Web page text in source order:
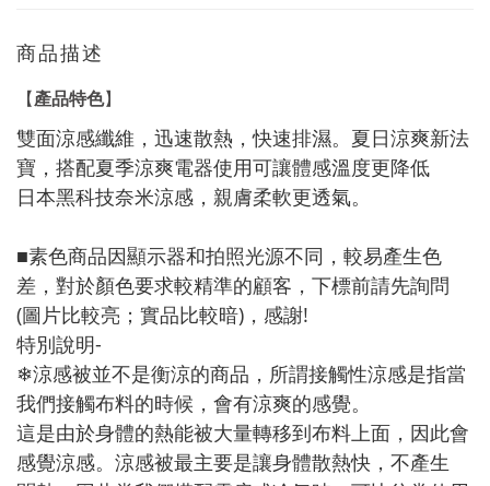
商品描述
【 產品特色】
雙面涼感纖維，迅速散熱，快速排濕。夏日涼爽新法
寶，搭配夏季涼爽電器使用可讓體感溫度更降低
日本黑科技奈米涼感，親膚柔軟更透氣。
■素色商品因顯示器和拍照光源不同，較易產生色
差，對於顏色要求較精準的顧客，下標前請先詢問
(圖片比較亮；實品比較暗)，感謝!
特別說明-
❄涼感被並不是衡涼的商品，所謂接觸性涼感是指當
我們接觸布料的時候，會有涼爽的感覺。
這是由於身體的熱能被大量轉移到布料上面，因此會
感覺涼感。涼感被最主要是讓身體散熱快，不產生